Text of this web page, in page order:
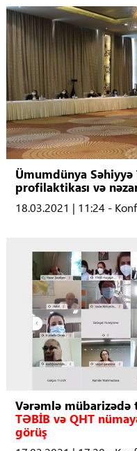
Ümumdünya Səhiyyə
profilaktikası və
18.03.2021 | 11:24 -
Vərəmlə
TƏBİB və QHT
görüş